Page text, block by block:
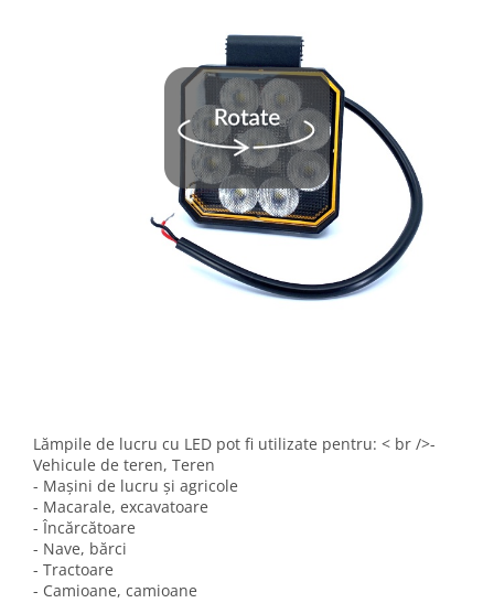
Lămpile de lucru cu LED pot fi utilizate pentru: < br />-
Vehicule de teren, Teren
- Mașini de lucru și agricole
- Macarale, excavatoare
- Încărcătoare
- Nave, bărci
- Tractoare
- Camioane, camioane